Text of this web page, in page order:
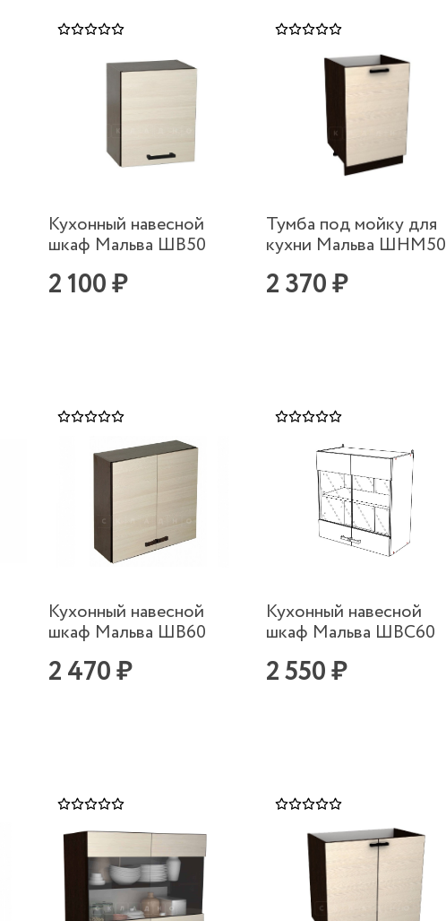
Кухонный навесной
шкаф Мальва ШВ50
2 100 ₽
Тумба под мойку для
кухни Мальва ШНМ50
2 370 ₽
Кухонный навесной
шкаф Мальва ШВ60
2 470 ₽
Кухонный навесной
шкаф Мальва ШВС60
2 550 ₽